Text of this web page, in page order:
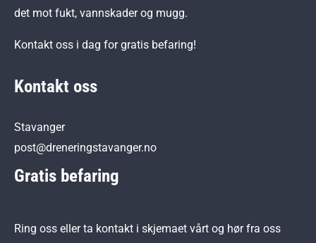
det mot fukt, vannskader og mugg.
Kontakt oss i dag for gratis befaring!
Kontakt oss
Stavanger
post@dreneringstavanger.no
Gratis befaring
Ring oss eller ta kontakt i skjemaet vårt og hør fra oss